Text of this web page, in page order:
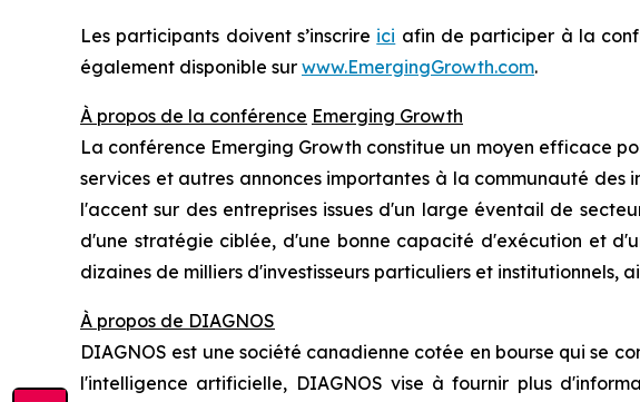
Les participants doivent s’inscrire ici afin de participer à la
également disponible sur www.EmergingGrowth.com.
À propos de la conférence Emerging Growth
La conférence Emerging Growth constitue un moyen efficace
services et autres annonces importantes à la communauté
l'accent sur des entreprises issues d'un large éventail de
d'une stratégie ciblée, d'une bonne capacité d'exécution et
dizaines de milliers d'investisseurs particuliers et institutionnels,
À propos de DIAGNOS
DIAGNOS est une société canadienne cotée en bourse qui se
l'intelligence artificielle, DIAGNOS vise à fournir plus